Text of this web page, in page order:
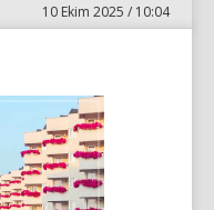
10 Ekim 2025 / 10:04